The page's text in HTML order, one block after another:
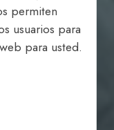
permiten
usuarios para
para usted.